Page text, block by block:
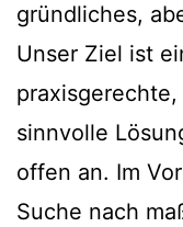
gründliches,
Unser Ziel ist
sinnvolle
offen an. Im
Suche nach